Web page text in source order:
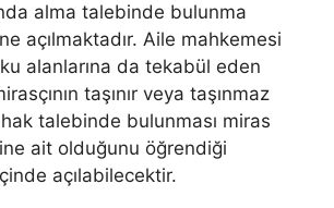
alma talebinde bulunma
açılmaktadır. Aile mahkemesi
alanlarına da tekabül eden
taşınır veya taşınmaz
talebinde bulunması miras
ait olduğunu öğrendiği
açılabilecektir.